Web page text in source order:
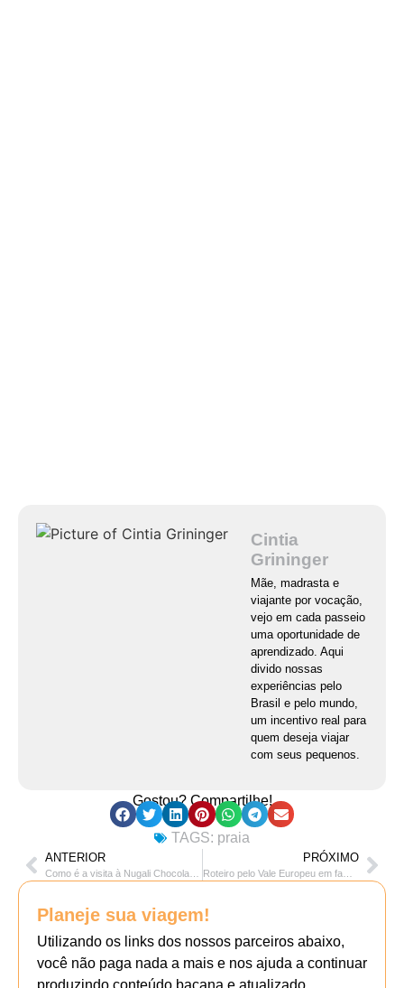
Cintia
Grininger
Mãe, madrasta e
viajante por vocação,
vejo em cada passeio
uma oportunidade de
aprendizado. Aqui
divido nossas
experiências pelo
Brasil e pelo mundo,
um incentivo real para
quem deseja viajar
com seus pequenos.
Gostou? Compartilhe!
TAGS: praia
ANTERIOR PRÓXIMO
Roteiro pelo Vale Europeu em família – de bike!
Planeje sua viagem!
Utilizando os links dos nossos parceiros abaixo,
você não paga nada a mais e nos ajuda a continuar